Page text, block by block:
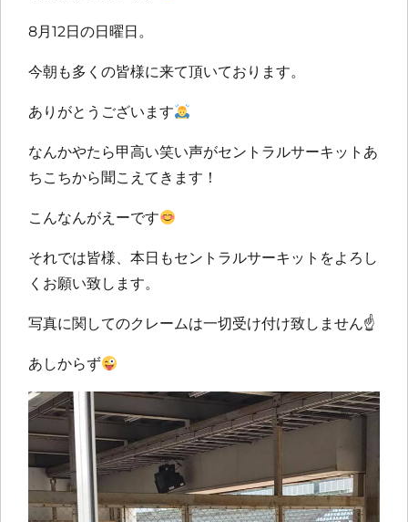
8月12日の日曜日。
今朝も多くの皆様に来て頂いております。
ありがとうございます
なんかやたら甲高い笑い声がセントラルサーキットあ
ちこちから聞こえてきます！
こんなんがえーです
それでは皆様、本日もセントラルサーキットをよろし
くお願い致します。
写真に関してのクレームは一切受け付け致しません☝️
あしからず